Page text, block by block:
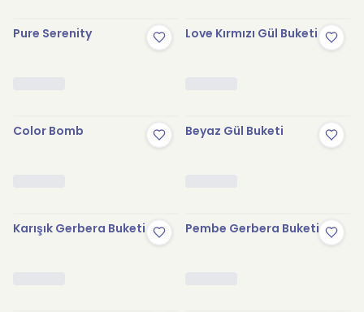
Pure Serenity Love Kırmızı Gül Buketi
Color Bomb Beyaz Gül Buketi
Karışık Gerbera Buketi Pembe Gerbera Buketi